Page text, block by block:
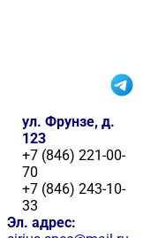
ул. Фрунзе, д.
123
+7 (846) 221-00-
70
+7 (846) 243-10-
33
Эл. адрес: